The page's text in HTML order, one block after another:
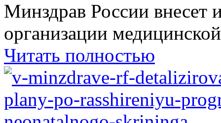
Минздрав России внесет
организации
Читать полностью